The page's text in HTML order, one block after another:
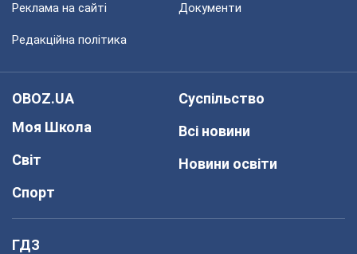
Реклама на сайті Документи
Редакційна політика
OBOZ.UA
Моя Школа
Світ
Спорт
Суспільство
Всі новини
Новини освіти
ГДЗ